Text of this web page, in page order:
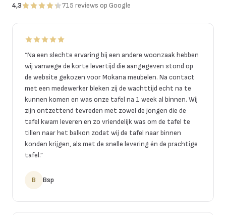
4,3 715 reviews op Google
“Na een slechte ervaring bij een andere woonzaak hebben
wij vanwege de korte levertijd die aangegeven stond op
de website gekozen voor Mokana meubelen. Na contact
met een medewerker bleken zij de wachttijd echt na te
kunnen komen en was onze tafel na 1 week al binnen. Wij
zijn ontzettend tevreden met zowel de jongen die de
tafel kwam leveren en zo vriendelijk was om de tafel te
tillen naar het balkon zodat wij de tafel naar binnen
konden krijgen, als met de snelle levering én de prachtige
tafel.”
B Bsp